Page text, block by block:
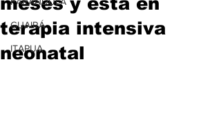
GUAIRÁ
ITAPUA
terapia intensiva
neonatal